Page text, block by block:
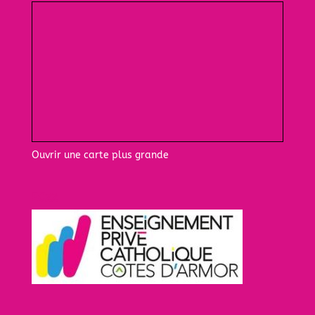
Ouvrir une carte plus grande